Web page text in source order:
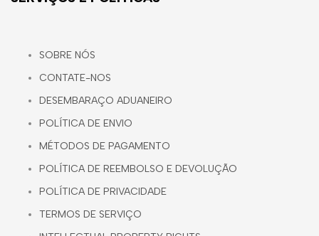
SOBRE NÓS
CONTATE-NOS
DESEMBARAÇO ADUANEIRO
POLÍTICA DE ENVIO
MÉTODOS DE PAGAMENTO
POLÍTICA DE REEMBOLSO E DEVOLUÇÃO
POLÍTICA DE PRIVACIDADE
TERMOS DE SERVIÇO